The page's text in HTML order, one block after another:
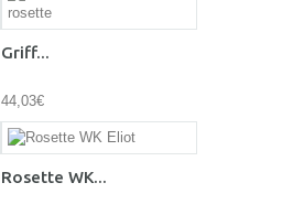
Griff...
44,03€
Rosette WK...